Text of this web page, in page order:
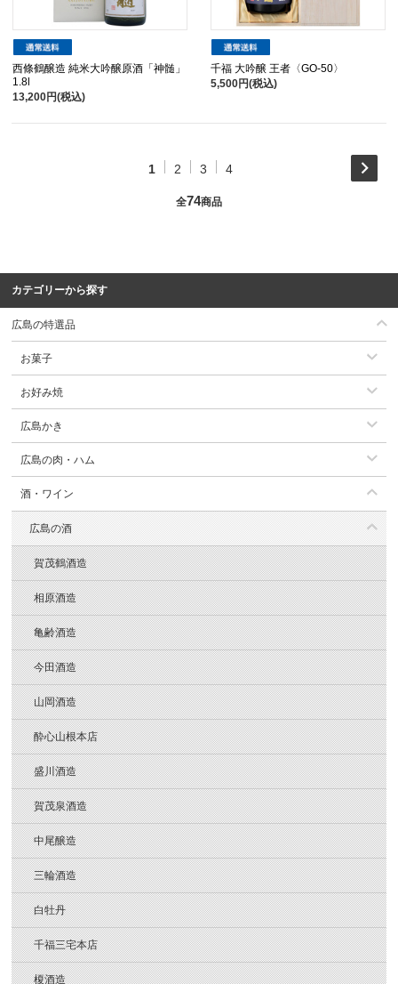
西條鶴醸造 純米大吟醸原酒「神髄」
1.8l
13,200円(税込)
千福 大吟醸 王者〈GO-50〉
5,500円(税込)
1 2 3 4
全74商品
カテゴリーから探す
広島の特選品
お菓子
お好み焼
広島かき
広島の肉・ハム
酒・ワイン
広島の酒
賀茂鶴酒造
相原酒造
亀齢酒造
今田酒造
山岡酒造
酔心山根本店
盛川酒造
賀茂泉酒造
中尾醸造
三輪酒造
白牡丹
千福三宅本店
榎酒造